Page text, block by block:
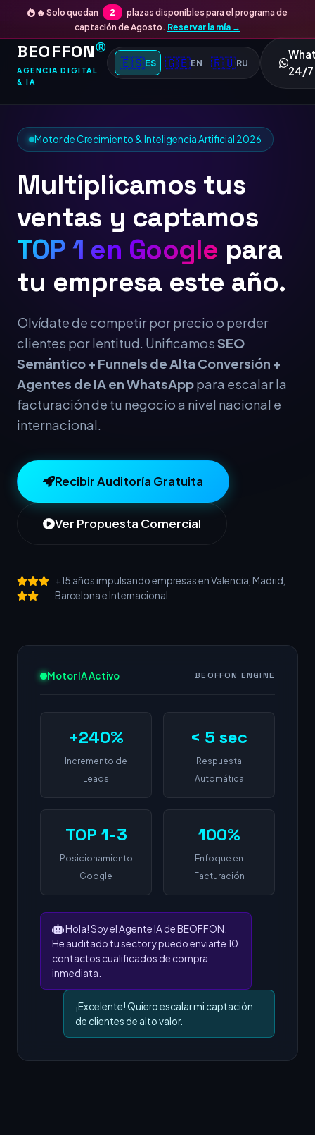
🔥 Solo quedan 2
plazas disponibles para el programa de
captación de Agosto. Reservar la mía →
BEOFFONⓇ
AGENCIA DIGITAL
& IA
🇪🇸ES 🇬🇧EN 🇷🇺RU
24/7
Motor de Crecimiento & Inteligencia Artificial 2026
Multiplicamos tus
ventas y captamos
TOP 1 en Goopara tu
empresa este año.
Olvídate de competir por precio o perder
clientes por lentitud. UnificamosSEO
Semántico + Funnels de Alta Conversión +
Agentes de IA en WhatsApppara escalar la
facturación de tu negocio a nivel nacional e
internacional.
Recibir Auditoría Gratuita
Ver Propuesta Comercial
+15 años impulsando empresas en Valencia, Madrid,
Barcelona e Internacional
Motor IA Activo BEOFFON ENGINE
+240%
Incremento de
Leads
< 5 sec
Respuesta
Automática
TOP 1-3
Posicionamiento
Google
100%
Enfoque en
Facturación
Hola! Soy el Agente IA de BEOFFON.
He auditado tu sector y puedo enviarte 10
contactos cualificados de compra
inmediata.
¡Excelente! Quiero escalar mi captación
de clientes de alto valor.